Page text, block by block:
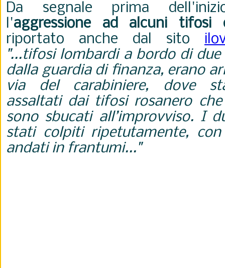
Da segnale prima
l'aggressione ad alcuni tifosi
riportato anche dal sito
"...tifosi lombardi a bordo di
dalla guardia di finanza, erano
via del carabiniere, dove
assaltati dai tifosi rosanero
sono sbucati all’improvviso. I
stati colpiti ripetutamente,
andati in frantumi..."